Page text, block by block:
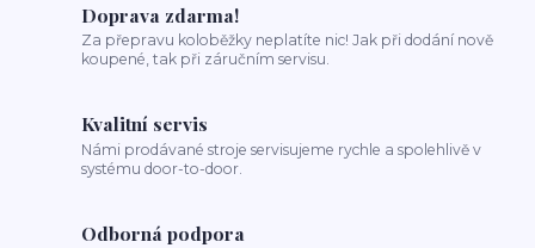
Doprava zdarma!
Za přepravu koloběžky neplatíte nic! Jak při dodání nově
koupené, tak při záručním servisu.
Kvalitní servis
Námi prodávané stroje servisujeme rychle a spolehlivě v
systému door-to-door.
Odborná podpora